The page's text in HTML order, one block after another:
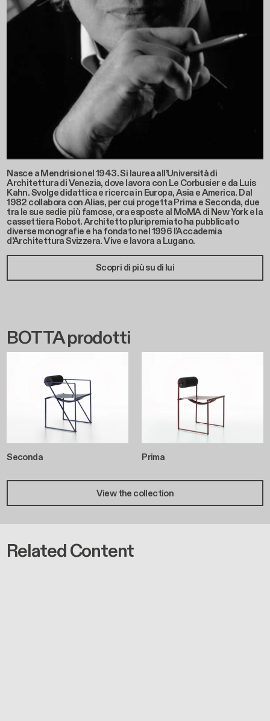
Nasce a Mendrisio nel 1943. Si laurea all’Università di
Architettura di Venezia, dove lavora con Le Corbusier e da Luis
Kahn. Svolge didattica e ricerca in Europa, Asia e America. Dal
1982 collabora con Alias, per cui progetta Prima e Seconda, due
tra le sue sedie più famose, ora esposte al MoMA di New York e la
cassettiera Robot. Architetto pluripremiato ha pubblicato
diverse monografie e ha fondato nel 1996 l’Accademia
d’Architettura Svizzera. Vive e lavora a Lugano.
Scopri di più su di lui
BOTTA prodotti
Seconda Prima
View the collection
Related Content